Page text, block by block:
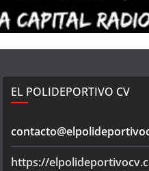
EL POLIDEPORTIVO CV
https://